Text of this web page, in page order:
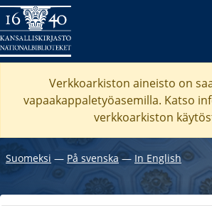
Verkkoarkiston aineisto on
vapaakappaletyöasemilla. Katso
verkkoarkiston
Suomeksi ― På svenska ― In English